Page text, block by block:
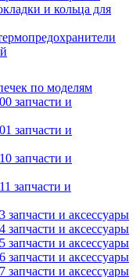
и кольца для
по моделям
запчасти и
запчасти и
запчасти и
запчасти и
запчасти и аксессуары
запчасти и аксессуары
запчасти и аксессуары
запчасти и аксессуары
запчасти и аксессуары